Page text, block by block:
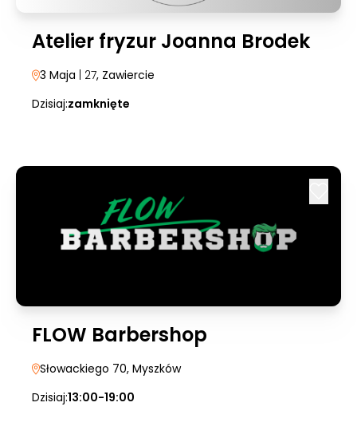
Atelier fryzur Joanna Brodek
3 Maja | 27, Zawiercie
Dzisiaj:zamknięte
FLOW Barbershop
Słowackiego 70, Myszków
Dzisiaj:13:00-19:00